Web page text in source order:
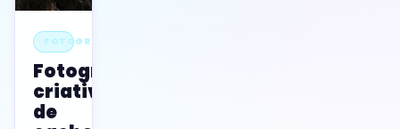
FOTOGRAFIA
Fotografias
criativas
de